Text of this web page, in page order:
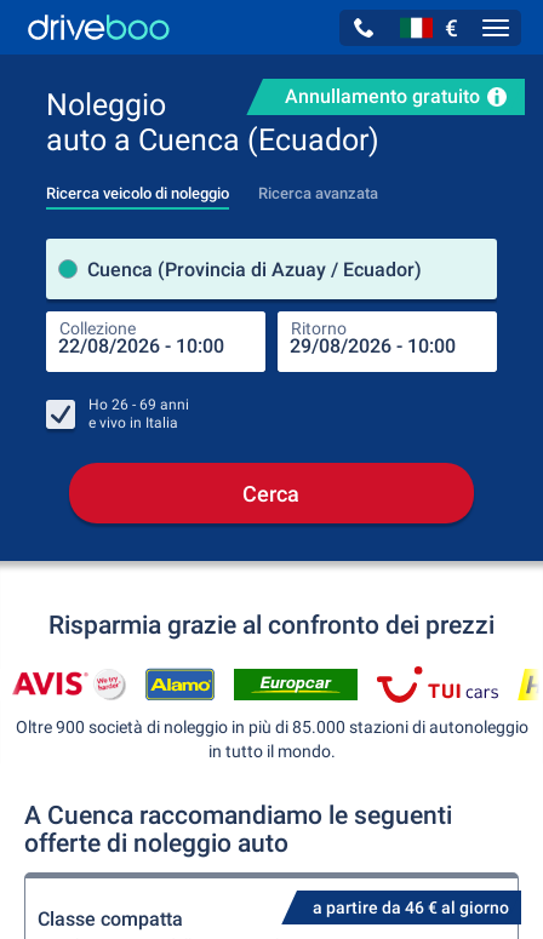
€
Annullamento gratuito
Noleggio
auto a Cuenca (Ecuador)
Ricerca veicolo di noleggio Ricerca avanzata
Cuenca (Provincia di Azuay / Ecuador)
Collezione Ritorno
Ho 26 - 69 anni
e vivo in Italia
Cerca
Risparmia grazie al confronto dei prezzi
Oltre 900 società di noleggio in più di 85.000 stazioni di autonoleggio
in tutto il mondo.
A Cuenca raccomandiamo le seguenti
offerte di noleggio auto
a partire da 46 € al giorno
Classe compatta